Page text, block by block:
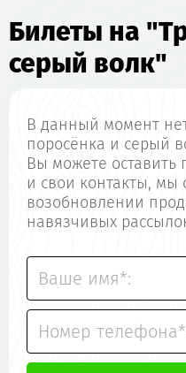
Билеты на
серый волк"
В данный момент
поросёнка и серый
Вы можете оставить
и свои контакты,
возобновлении
навязчивых
Ваше имя*:
Номер